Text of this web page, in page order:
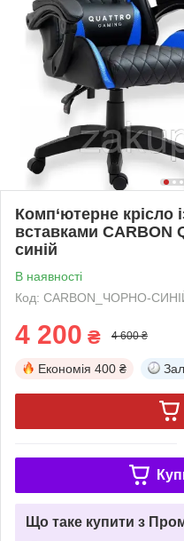
Комп‘ютерне крісло
вставками CARBON
синій
В наявності
Код: CARBON_ЧОРНО-
4 200 ₴ 4 600 ₴
Економія 400 ₴
Що таке купити з